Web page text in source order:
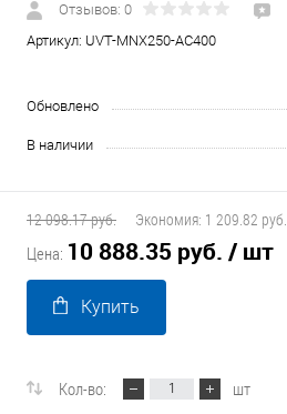
Отзывов: 0
Артикул: UVT-MNX250-AC400
Обновлено
В наличии
12 098.17 руб. Экономия: 1 209.82 руб.
Цена: 10 888.35 руб. / шт
Купить
Кол-во:
шт